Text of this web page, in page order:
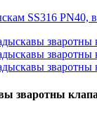
зваротны